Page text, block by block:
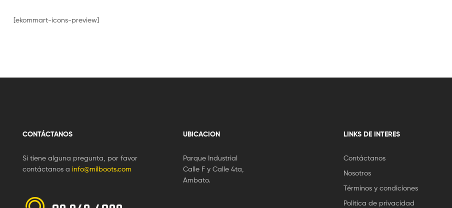
[ekommart-icons-preview]
CONTÁCTANOS
Si tiene alguna pregunta, por favor
contáctanos a info@milboots.com
UBICACION
Parque Industrial
Calle F y Calle 4ta,
Ambato.
LINKS DE INTERES
Contáctanos
Nosotros
Términos y condiciones
Política de privacidad